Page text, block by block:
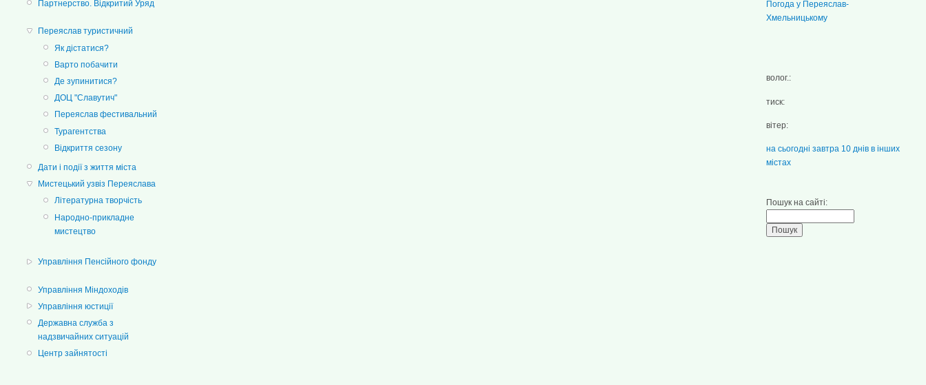
Партнерство. Відкритий Уряд
Переяслав туристичний
Як дістатися?
Варто побачити
Де зупинитися?
ДОЦ "Славутич"
Переяслав фестивальний
Турагентства
Відкриття сезону
Дати і події з життя міста
Мистецький узвіз Переяслава
Літературна творчість
Народно-прикладне
мистецтво
Управління Пенсійного фонду
Управління Міндоходів
Управління юстиції
Державна служба з
надзвичайних ситуацій
Центр зайнятості
Погода у Переяслав-
Хмельницькому
волог.:
тиск:
вітер:
на сьогодні завтра 10 днів в інших
містах
Пошук на сайті: